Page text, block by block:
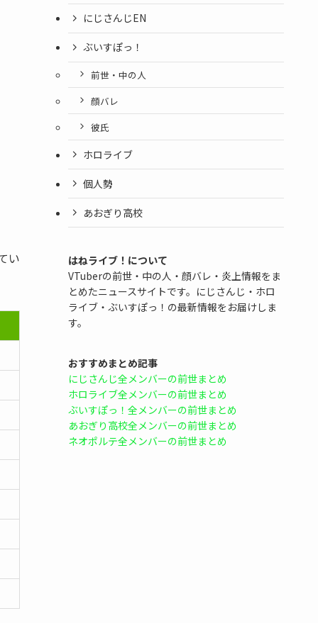
い
にじさんじEN
ぶいすぽっ！
前世・中の人
顔バレ
彼氏
ホロライブ
個人勢
あおぎり高校
はねライブ！について
VTuberの前世・中の人・顔バレ・炎上情報をま
とめたニュースサイトです。にじさんじ・ホロ
ライブ・ぶいすぽっ！の最新情報をお届けしま
す。
おすすめまとめ記事
にじさんじ全メンバーの前世まとめ
ホロライブ全メンバーの前世まとめ
ぶいすぽっ！全メンバーの前世まとめ
あおぎり高校全メンバーの前世まとめ
ネオポルテ全メンバーの前世まとめ